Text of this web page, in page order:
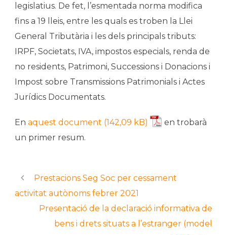
legislatius. De fet, l’esmentada norma modifica
fins a 19 lleis, entre les quals es troben la Llei
General Tributària i les dels principals tributs:
IRPF, Societats, IVA, impostos especials, renda de
no residents, Patrimoni, Successions i Donacions i
Impost sobre Transmissions Patrimonials i Actes
Jurídics Documentats.
En aquest document
en trobarà
un primer resum.
Prestacions Seg Soc per cessament
activitat autònoms febrer 2021
Presentació de la declaració informativa de
bens i drets situats a l’estranger (model